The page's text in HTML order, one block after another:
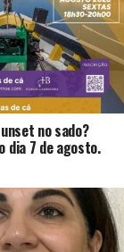
no sado?
dia 7 de agosto.